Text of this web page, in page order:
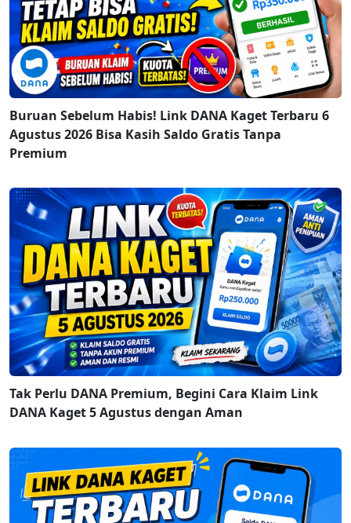
Buruan Sebelum Habis! Link DANA Kaget Terbaru 6
Agustus 2026 Bisa Kasih Saldo Gratis Tanpa
Premium
Tak Perlu DANA Premium, Begini Cara Klaim Link
DANA Kaget 5 Agustus dengan Aman